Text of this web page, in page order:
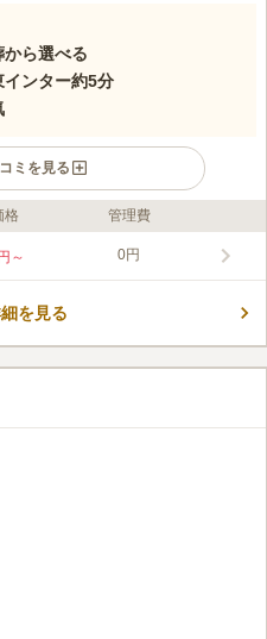
ら選べる
ンター約5分
ミを見る
墓タイプの種類が大変充実している
せん。
格 管理費
～ 0円
を見る